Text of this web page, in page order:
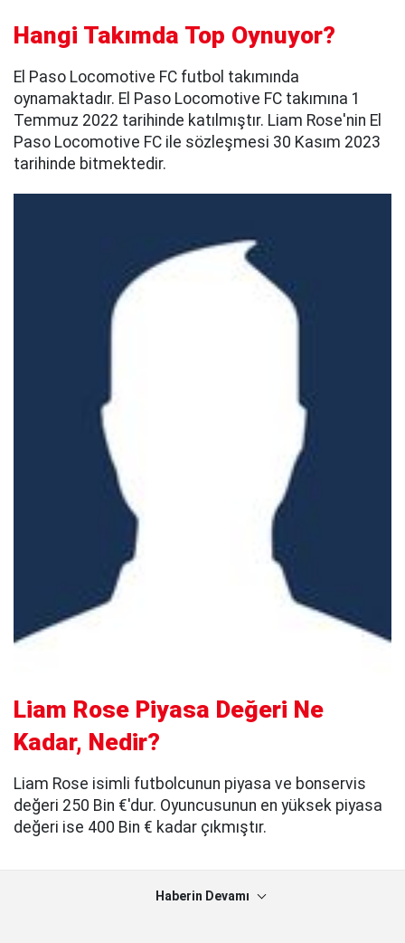
Hangi Takımda Top Oynuyor?
El Paso Locomotive FC futbol takımında
oynamaktadır. El Paso Locomotive FC takımına 1
Temmuz 2022 tarihinde katılmıştır. Liam Rose'nin El
Paso Locomotive FC ile sözleşmesi 30 Kasım 2023
tarihinde bitmektedir.
Liam Rose Piyasa Değeri Ne
Kadar, Nedir?
Liam Rose isimli futbolcunun piyasa ve bonservis
değeri 250 Bin €'dur. Oyuncusunun en yüksek piyasa
değeri ise 400 Bin € kadar çıkmıştır.
Haberin Devamı